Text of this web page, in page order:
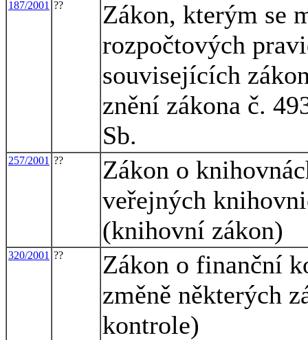
187/2001 ??
Zákon, kterým se
rozpočtových
souvisejících
znění zákona č.
Sb.
257/2001 ??
Zákon o
veřejných
(knihovní zákon)
320/2001 ??
Zákon o finanční
změně některých
kontrole)